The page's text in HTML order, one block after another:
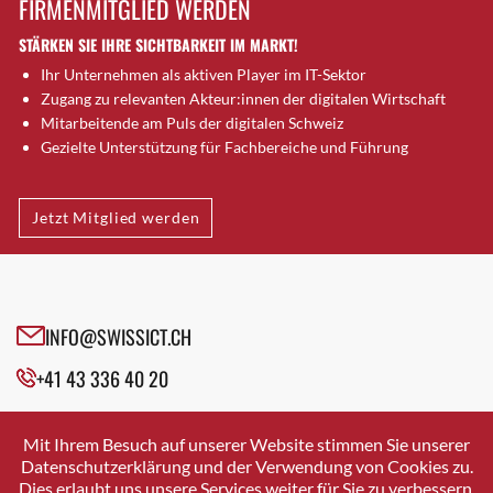
Brugg AG
Brütten
Bubendorf
Bubikon
Buchs (SG)
Bäretswil
Bülach
Cazis
Crissier
Davos Platz
Dierikon
Dietikon
FIRMENMITGLIED WERDEN
STÄRKEN SIE IHRE SICHTBARKEIT IM MARKT!
Ihr Unternehmen als aktiven Player im IT-Sektor
Zugang zu relevanten Akteur:innen der digitalen Wirtschaft
Mitarbeitende am Puls der digitalen Schweiz
Gezielte Unterstützung für Fachbereiche und Führung
Jetzt Mitglied werden
INFO@SWISSICT.CH
+41 43 336 40 20
SWISSICT
VULKANSTRASSE 120
8048 ZURICH
Mit Ihrem Besuch auf unserer Website stimmen Sie unserer
Datenschutzerklärung und der Verwendung von Cookies zu.
Dies erlaubt uns unsere Services weiter für Sie zu verbessern.